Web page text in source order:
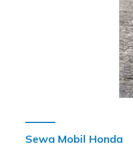
Sewa Mobil Honda